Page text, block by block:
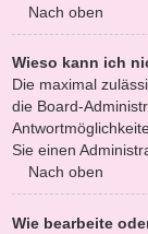
Nach oben
Wieso kann ich
Die maximal
die Board-
Sie einen
Nach oben
Wie bearbeite